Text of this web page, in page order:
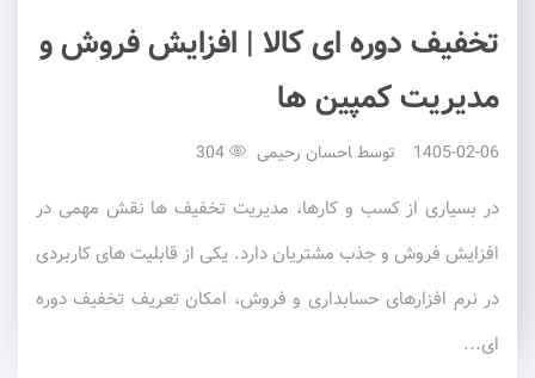
تخفیف دوره ای کالا | افزایش فروش و
مدیریت کمپین ها
1405-02-06 توسط احسان رحیمی
در بسیاری از کسب و کارها، مدیریت تخفیف ها نقش مهمی در
افزایش فروش و جذب مشتریان دارد. یکی از قابلیت های کاربردی
در نرم افزارهای حسابداری و فروش، امکان تعریف تخفیف دوره
ای...